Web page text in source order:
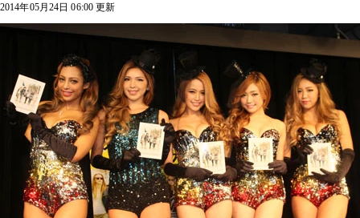
2014年05月24日 06:00 更新